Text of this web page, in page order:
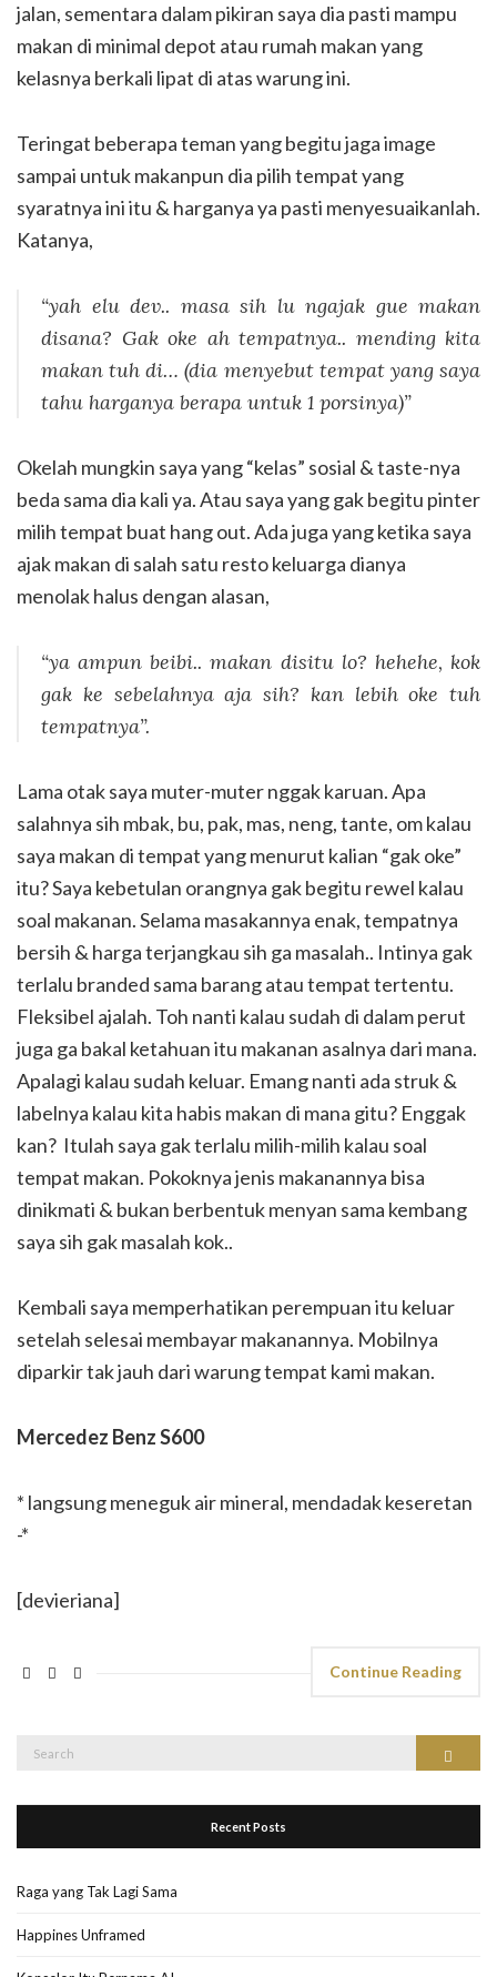
jalan, sementara dalam pikiran saya dia pasti mampu
makan di minimal depot atau rumah makan yang
kelasnya berkali lipat di atas warung ini.
Teringat beberapa teman yang begitu jaga image
sampai untuk makanpun dia pilih tempat yang
syaratnya ini itu & harganya ya pasti menyesuaikanlah.
Katanya,
“yah elu dev.. masa sih lu ngajak gue makan
disana? Gak oke ah tempatnya.. mending kita
makan tuh di… (dia menyebut tempat yang saya
tahu harganya berapa untuk 1 porsinya)”
Okelah mungkin saya yang “kelas” sosial & taste-nya
beda sama dia kali ya. Atau saya yang gak begitu pinter
milih tempat buat hang out. Ada juga yang ketika saya
ajak makan di salah satu resto keluarga dianya
menolak halus dengan alasan,
“ya ampun beibi.. makan disitu lo? hehehe, kok
gak ke sebelahnya aja sih? kan lebih oke tuh
tempatnya”.
Lama otak saya muter-muter nggak karuan. Apa
salahnya sih mbak, bu, pak, mas, neng, tante, om kalau
saya makan di tempat yang menurut kalian “gak oke”
itu? Saya kebetulan orangnya gak begitu rewel kalau
soal makanan. Selama masakannya enak, tempatnya
bersih & harga terjangkau sih ga masalah.. Intinya gak
terlalu branded sama barang atau tempat tertentu.
Fleksibel ajalah. Toh nanti kalau sudah di dalam perut
juga ga bakal ketahuan itu makanan asalnya dari mana.
Apalagi kalau sudah keluar. Emang nanti ada struk &
labelnya kalau kita habis makan di mana gitu? Enggak
kan? Itulah saya gak terlalu milih-milih kalau soal
tempat makan. Pokoknya jenis makanannya bisa
dinikmati & bukan berbentuk menyan sama kembang
saya sih gak masalah kok..
Kembali saya memperhatikan perempuan itu keluar
setelah selesai membayar makanannya. Mobilnya
diparkir tak jauh dari warung tempat kami makan.
Mercedez Benz S600
* langsung meneguk air mineral, mendadak keseretan
-*
[devieriana]
Continue Reading
Recent Posts
Raga yang Tak Lagi Sama
Happines Unframed